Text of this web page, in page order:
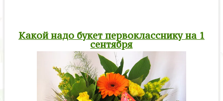
Какой надо букет первокласснику на 1
сентября